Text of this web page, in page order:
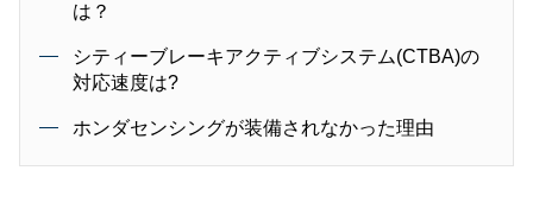
は？
シティーブレーキアクティブシステム(CTBA)の
対応速度は?
ホンダセンシングが装備されなかった理由